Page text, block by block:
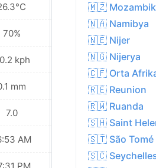
70%
kph
mm
7.0
AM
25.4°C
66%
25.6 kph
0.1 mm
8.0
06:53 AM
🇲🇿 Mozambik
🇳🇦 Namibya
🇳🇪 Nijer
🇳🇬 Nijerya
🇨🇫 Orta
🇷🇪 Reunion
🇷🇼 Ruanda
🇸🇭 Saint
🇸🇹 São Tomé
🇸🇨